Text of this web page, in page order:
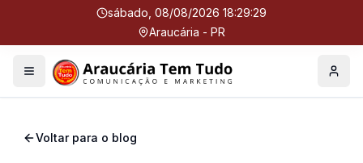
sábado, 08/08/2026 18:29:29
Araucária - PR
Menu Perfil
Voltar para o blog